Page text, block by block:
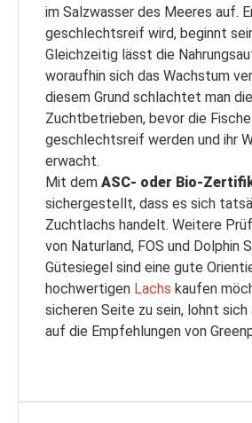
im Salzwasser des Meeres auf.
geschlechtsreif wird, beginnt
Gleichzeitig lässt die
woraufhin sich das Wachstum
diesem Grund schlachtet man die
Zuchtbetrieben, bevor die Fische
geschlechtsreif werden und ihr
erwacht.
Mit dem ASC- oder Bio-
sichergestellt, dass es sich
Zuchtlachs handelt. Weitere
von Naturland, FOS und Dolphin
Gütesiegel sind eine gute
hochwertigen Lachs kaufen
sicheren Seite zu sein, lohnt sich
auf die Empfehlungen von